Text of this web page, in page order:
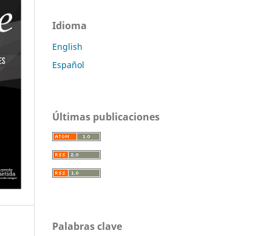
Idioma
English
Español
Últimas publicaciones
Palabras clave